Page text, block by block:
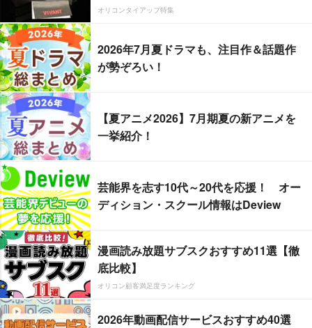
オリコンタイアップ特集
2026年7月夏ドラマも、注目作＆話題作
が勢ぞろい！
【夏アニメ2026】7月期夏の新アニメを
一挙紹介！
芸能界を志す10代～20代を応援！ オー
ディション・スクール情報はDeview
漫画読み放題サブスクおすすめ11選【徹
底比較】
オリコン顧客満足度ランキング
2026年動画配信サービスおすすめ40選